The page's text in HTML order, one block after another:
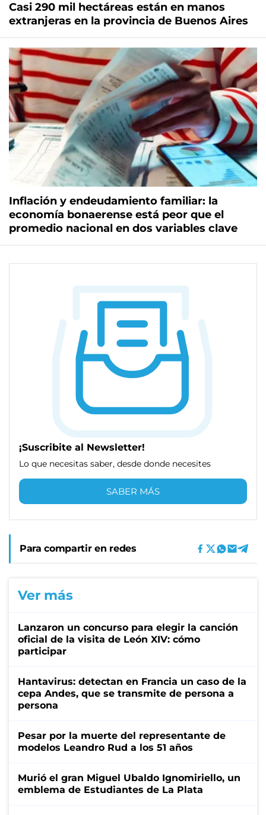
Casi 290 mil hectáreas están en manos
extranjeras en la provincia de Buenos Aires
Inflación y endeudamiento familiar: la
economía bonaerense está peor que el
promedio nacional en dos variables clave
¡Suscribite al Newsletter!
Lo que necesitas saber, desde donde necesites
SABER MÁS
Para compartir en redes
Ver más
Lanzaron un concurso para elegir la canción
oficial de la visita de León XIV: cómo
participar
Hantavirus: detectan en Francia un caso de la
cepa Andes, que se transmite de persona a
persona
Pesar por la muerte del representante de
modelos Leandro Rud a los 51 años
Murió el gran Miguel Ubaldo Ignomiriello, un
emblema de Estudiantes de La Plata